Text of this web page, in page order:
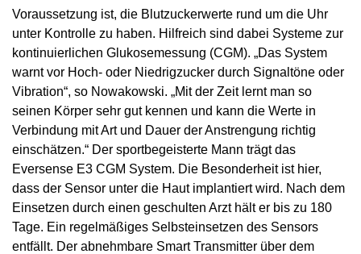
Voraussetzung ist, die Blutzuckerwerte rund um die Uhr
unter Kontrolle zu haben. Hilfreich sind dabei Systeme zur
kontinuierlichen Glukosemessung (CGM). „Das System
warnt vor Hoch- oder Niedrigzucker durch Signaltöne oder
Vibration“, so Nowakowski. „Mit der Zeit lernt man so
seinen Körper sehr gut kennen und kann die Werte in
Verbindung mit Art und Dauer der Anstrengung richtig
einschätzen.“ Der sportbegeisterte Mann trägt das
Eversense E3 CGM System. Die Besonderheit ist hier,
dass der Sensor unter die Haut implantiert wird. Nach dem
Einsetzen durch einen geschulten Arzt hält er bis zu 180
Tage. Ein regelmäßiges Selbsteinsetzen des Sensors
entfällt. Der abnehmbare Smart Transmitter über dem